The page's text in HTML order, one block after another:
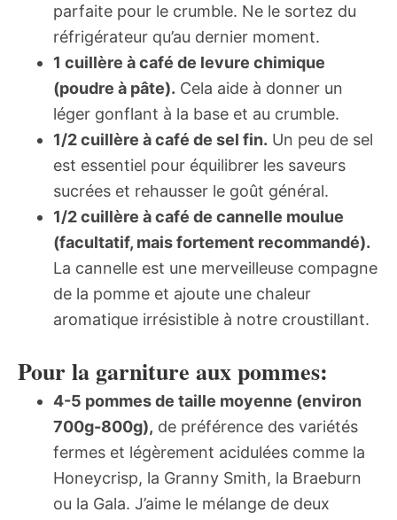
parfaite pour le crumble. Ne le sortez du
réfrigérateur qu’au dernier moment.
1 cuillère à café de levure chimique
(poudre à pâte). Cela aide à donner un
léger gonflant à la base et au crumble.
1/2 cuillère à café de sel fin. Un peu de sel
est essentiel pour équilibrer les saveurs
sucrées et rehausser le goût général.
1/2 cuillère à café de cannelle moulue
(facultatif, mais fortement recommandé).
La cannelle est une merveilleuse compagne
de la pomme et ajoute une chaleur
aromatique irrésistible à notre croustillant.
Pour la garniture aux pommes:
4-5 pommes de taille moyenne (environ
700g-800g), de préférence des variétés
fermes et légèrement acidulées comme la
Honeycrisp, la Granny Smith, la Braeburn
ou la Gala. J’aime le mélange de deux